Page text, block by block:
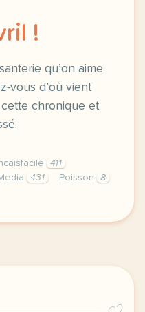
!
qu’on aime
vous d’où vient
chronique et
411
431 Poisson
8
poisson d avril une